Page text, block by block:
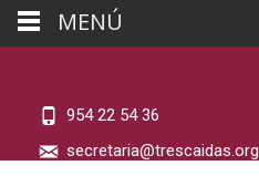
954 22 54 36
secretaria@trescaidas.org
MENÚ